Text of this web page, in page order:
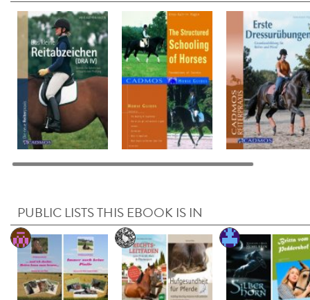
PUBLIC LISTS THIS EBOOK IS IN